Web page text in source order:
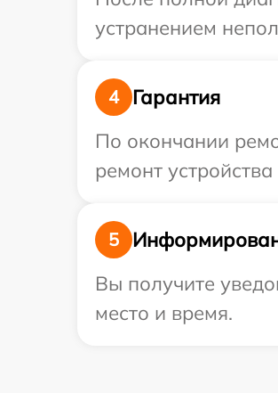
устранением
4
Гарантия
По окончании
ремонт
5
Вы получите
место и время.